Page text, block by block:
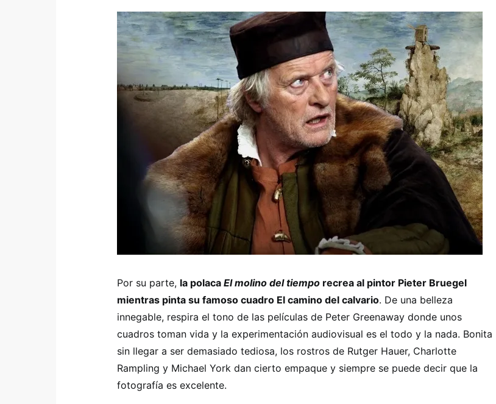
Por su parte, la polaca El molino del tiempo recrea al pintor Pieter Bruegel
mientras pinta su famoso cuadro El camino del calvario. De una belleza
innegable, respira el tono de las películas de Peter Greenaway donde unos
cuadros toman vida y la experimentación audiovisual es el todo y la nada. Bonita
sin llegar a ser demasiado tediosa, los rostros de Rutger Hauer, Charlotte
Rampling y Michael York dan cierto empaque y siempre se puede decir que la
fotografía es excelente.